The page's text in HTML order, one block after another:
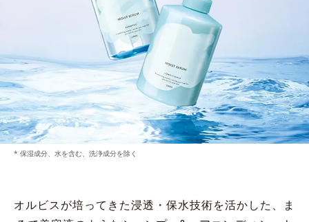
* 保湿成分、水を含む、洗浄成分を除く
オルビスが培ってきた浸透・保水技術を活かした、
ま